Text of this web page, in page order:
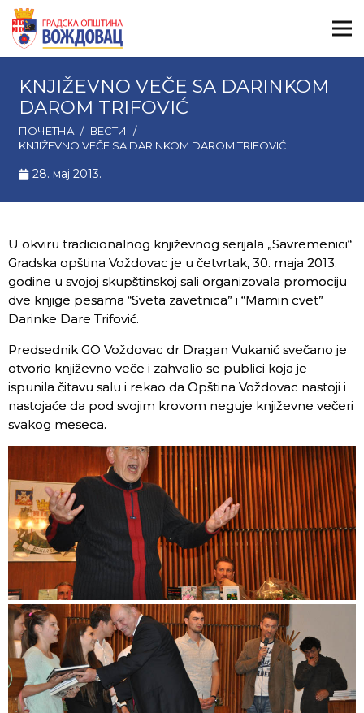
KNJIŽEVNO VEČE SA DARINKOM
DAROM TRIFOVIĆ
ПОЧЕТНА / ВЕСТИ
/
KNJIŽEVNO VEČE SA DARINKOM DAROM TRIFOVIĆ
28. мај 2013.
U okviru tradicionalnog književnog serijala „Savremenici“
Gradska opština Voždovac je u četvrtak, 30. maja 2013.
godine u svojoj skupštinskoj sali organizovala promociju
dve knjige pesama “Sveta zavetnica” i “Mamin cvet”
Darinke Dare Trifović.
Predsednik GO Voždovac dr Dragan Vukanić svečano je
otvorio književno veče i zahvalio se publici koja je
ispunila čitavu salu i rekao da Opština Voždovac nastoji i
nastojaće da pod svojim krovom neguje književne večeri
svakog meseca.